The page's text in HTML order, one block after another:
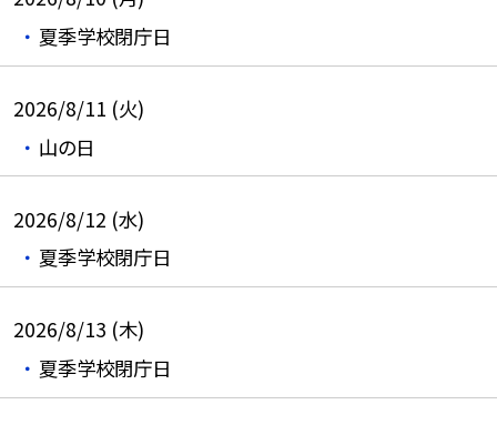
夏季学校閉庁日
2026/8/11 (火)
山の日
2026/8/12 (水)
夏季学校閉庁日
2026/8/13 (木)
夏季学校閉庁日